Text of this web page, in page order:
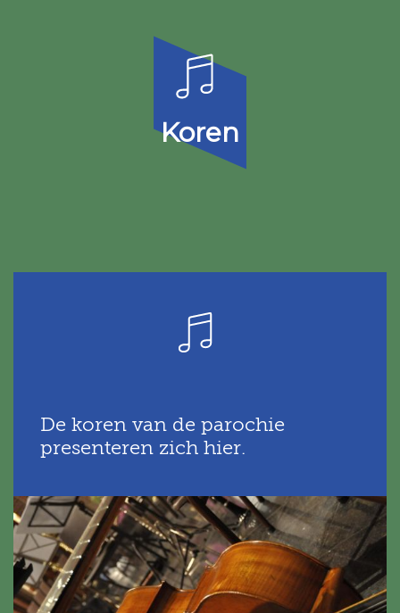
Koren
De koren van de parochie
presenteren zich hier.